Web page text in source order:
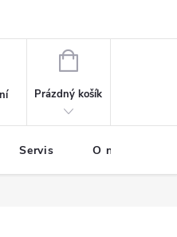
NÁKUPNÍ
Prázdný košík
Servis O nás